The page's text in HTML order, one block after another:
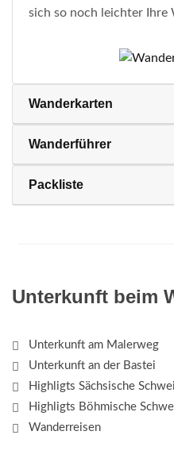
sich so noch leichter Ihre
Wanderkarten
Wanderführer
Packliste
Unterkunft beim
Unterkunft am Malerweg
Unterkunft an der Bastei
Highligts Sächsische
Highligts Böhmische
Wanderreisen